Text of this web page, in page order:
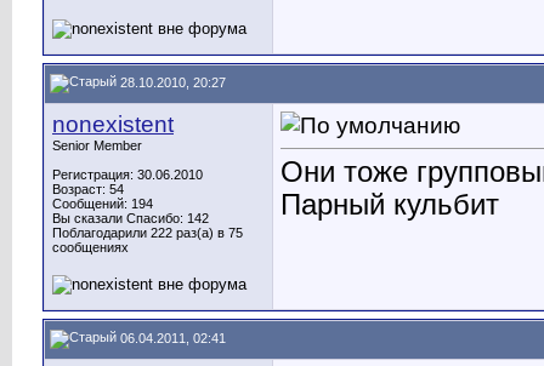
28.10.2010, 20:27
nonexistent
Senior Member
Регистрация: 30.06.2010
Возраст: 54
Сообщений: 194
Вы сказали Спасибо: 142
Поблагодарили 222 раз(а) в 75
сообщениях
Они тоже
Парный кульбит
06.04.2011, 02:41